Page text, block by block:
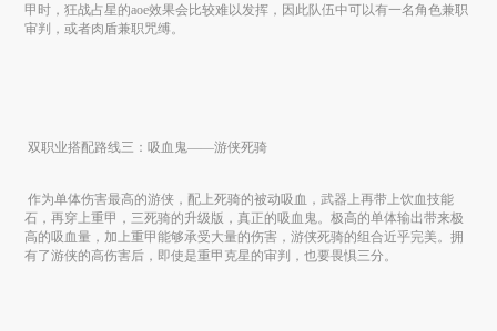
甲时，狂战占星的aoe效果会比较难以发挥，因此队伍中可以有一名角色兼职
审判，或者肉盾兼职咒缚。
双职业搭配路线三：吸血鬼——游侠死骑
作为单体伤害最高的游侠，配上死骑的被动吸血，武器上再带上饮血技能
石，再穿上重甲，三死骑的升级版，真正的吸血鬼。极高的单体输出带来极
高的吸血量，加上重甲能够承受大量的伤害，游侠死骑的组合近乎完美。拥
有了游侠的高伤害后，即使是重甲克星的审判，也要畏惧三分。